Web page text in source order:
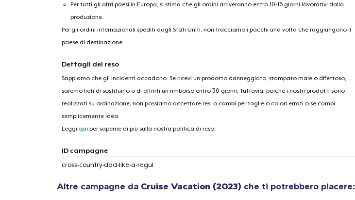
Per tutti gli altri paesi in Europa, si stima che gli ordini arriveranno entro 10-16 giorni lavorativi dalla
produzione.
Per gli ordini internazionali spediti dagli Stati Uniti, non tracciamo i pacchi una volta che raggiungono il
paese di destinazione.
Dettagli del reso
Sappiamo che gli incidenti accadono. Se ricevi un prodotto danneggiato, stampato male o difettoso,
saremo lieti di sostituirlo o di offrirti un rimborso entro 30 giorni. Tuttavia, poiché i nostri prodotti sono
realizzati su ordinazione, non possiamo accettare resi o cambi per taglie o colori errati o se cambi
semplicemente idea.
Leggi quiper saperne di più sulla nostra politica di reso.
ID campagne
cross-country-dad-like-a-regul
Altre campagne da Cruise Vacation (2023) che ti potrebbero piacere:
1articolo aggiunto al carrello